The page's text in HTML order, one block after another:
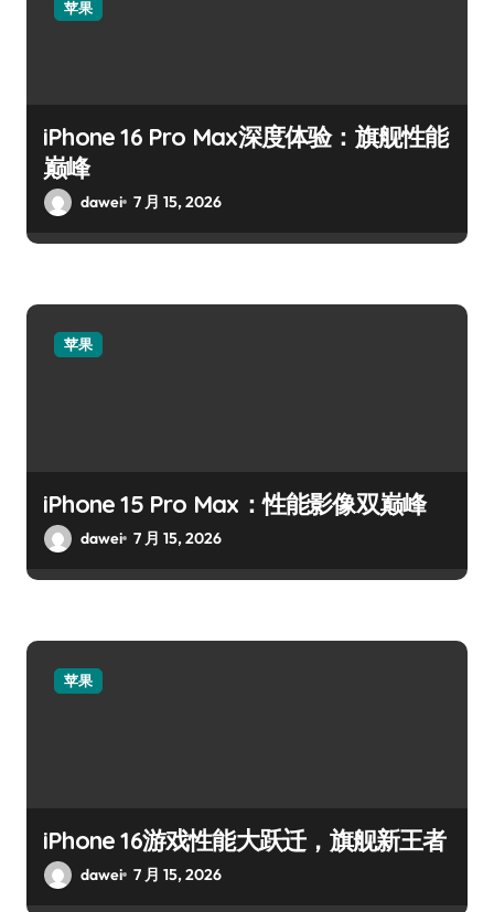
苹果
iPhone 16 Pro Max深度体验：旗舰性能
巅峰
dawei 7 月 15, 2026
苹果
iPhone 15 Pro Max：性能影像双巅峰
dawei 7 月 15, 2026
苹果
iPhone 16游戏性能大跃迁，旗舰新王者
dawei 7 月 15, 2026